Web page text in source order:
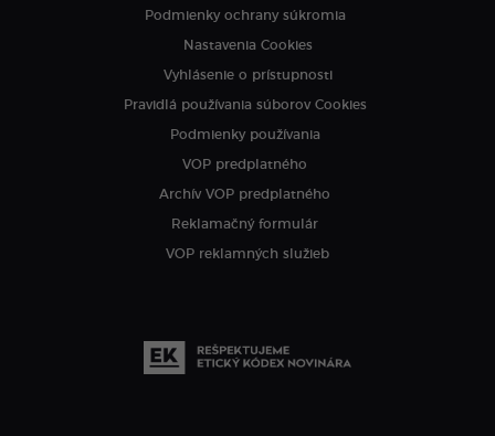
Podmienky ochrany súkromia
Nastavenia Cookies
Vyhlásenie o prístupnosti
Pravidlá používania súborov Cookies
Podmienky používania
VOP predplatného
Archív VOP predplatného
Reklamačný formulár
VOP reklamných služieb